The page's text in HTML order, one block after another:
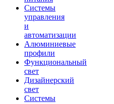
Системы
управления
и
автоматизации
Алюминиевые
профили
Функциональный
свет
Дизайнерский
свет
Системы